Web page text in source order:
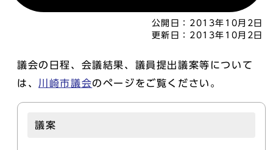
公開日： 2013年10月2日
更新日： 2013年10月2日
議会の日程、会議結果、議員提出議案等について
は、 川崎市議会のページをご覧ください。
議案